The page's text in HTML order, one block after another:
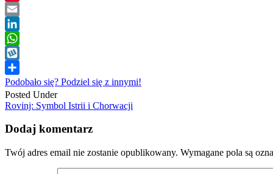
Pinterest
Email
LinkedIn
WhatsApp
Wykop
Podobało się? Podziel się z innymi!
Posted Under
Post
navigation
Rovinj: Symbol Istrii i Chorwacji
Dodaj komentarz
Twój adres email nie zostanie opublikowany. Wymagane pola są